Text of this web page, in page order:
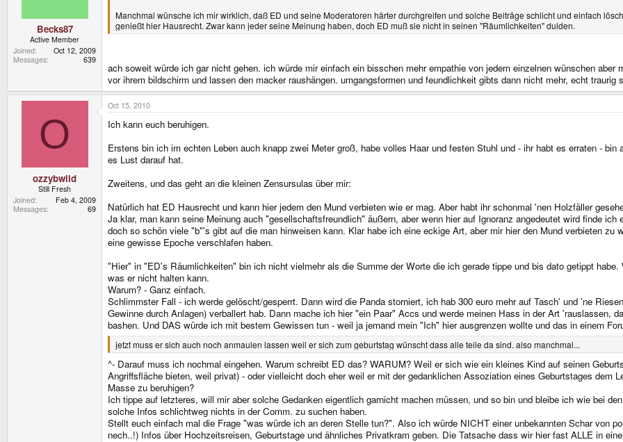
Becks87
Active Member
Joined
Oct 12, 2009
Messages
639
Manchmal wünsche ich mir wirklich, daß ED und seine Moderatoren härter durchgreifen und solche Beiträge schlicht und einfach
genießt hier Hausrecht. Zwar kann jeder seine Meinung haben, doch ED muß sie nicht in seinen "Räumlichkeiten" dulden.
ach soweit würde ich gar nicht gehen. ich würde mir einfach ein bisschen mehr empathie von jedem einzelnen wünschen
vor ihrem bildschirm und lassen den macker raushängen. umgangsformen und feundlichkeit gibts dann nicht mehr, echt traurig
O
ozzybwild
Still Fresh
Joined
Feb 4, 2009
Messages
69
Oct 15, 2010
Ich kann euch beruhigen.
Erstens bin ich im echten Leben auch knapp zwei Meter groß, habe volles Haar und festen Stuhl und - ihr habt es erraten -
es Lust darauf hat.
Zweitens, und das geht an die kleinen Zensursulas über mir:
Natürlich hat ED Hausrecht und kann hier jedem den Mund verbieten wie er mag. Aber habt ihr schonmal 'nen Holzfäller
Ja klar, man kann seine Meinung auch "gesellschaftsfreundlich" äußern, aber wenn hier auf Ignoranz angedeutet wird finde
doch so schön viele "b"'s gibt auf die man hinweisen kann. Klar habe ich eine eckige Art, aber mir hier den Mund verbieten zu
eine gewisse Epoche verschlafen haben.
"Hier" in "ED's Räumlichkeiten" bin ich nicht vielmehr als die Summe der Worte die ich gerade tippe und bis dato getippt
was er nicht halten kann.
Warum? - Ganz einfach.
Schlimmster Fall - ich werde gelöscht/gesperrt. Dann wird die Panda storniert, ich hab 300 euro mehr auf Tasch' und 'ne
Gewinne durch Anlagen) verballert hab. Dann mache ich hier "ein Paar" Accs und werde meinen Hass in der Art 'rauslassen,
bashen. Und DAS würde ich mit bestem Gewissen tun - weil ja jemand mein "Ich" hier ausgrenzen wollte und das in einem
jetzt muss er sich auch noch anmaulen lassen weil er sich zum geburtstag wünscht dass alle teile da sind. also manchmal...
^- Darauf muss ich nochmal eingehen. Warum schreibt ED das? WARUM? Weil er sich wie ein kleines Kind auf seinen
Angriffsfläche bieten, weil privat) - oder vielleicht doch eher weil er mit der gedanklichen Assoziation eines Geburtstages dem
Masse zu beruhigen?
Ich tippe auf letzteres, will mir aber solche Gedanken eigentlich garnicht machen müssen, und so bin und bleibe ich wie bei
solche Infos schlichtweg nichts in der Comm. zu suchen haben.
Stellt euch einfach mal die Frage "was würde ich an deren Stelle tun?". Also ich würde NICHT einer unbekannten Schar von
nech..!) Infos über Hochzeitsreisen, Geburtstage und ähnliches Privatkram geben. Die Tatsache dass wir hier fast ALLE in